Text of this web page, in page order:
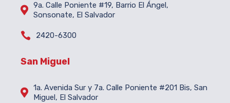
 9a. Calle Poniente #19, Barrio El Ángel,
Sonsonate, El Salvador
 2420-6300
San Miguel
 1a. Avenida Sur y 7a. Calle Poniente #201 Bis, San
Miguel, El Salvador